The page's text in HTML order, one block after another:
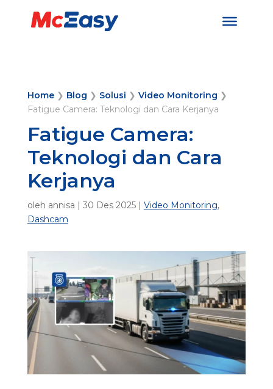
Home❯ Blog ❯ Solusi ❯ Video Monitoring ❯
Fatigue Camera: Teknologi dan Cara Kerjanya
Fatigue Camera:
Teknologi dan Cara
Kerjanya
oleh annisa | 30 Des 2025| Video Monitoring,
Dashcam